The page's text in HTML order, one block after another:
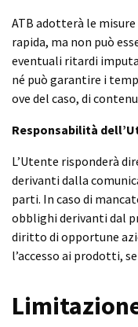
ATB adotterà le
rapida, ma non può
eventuali ritardi
né può garantire i
ove del caso, di
Responsabilità
L’Utente risponderà
derivanti dalla
parti. In caso di
obblighi derivanti dal
diritto di opportune
l’accesso ai prodotti,